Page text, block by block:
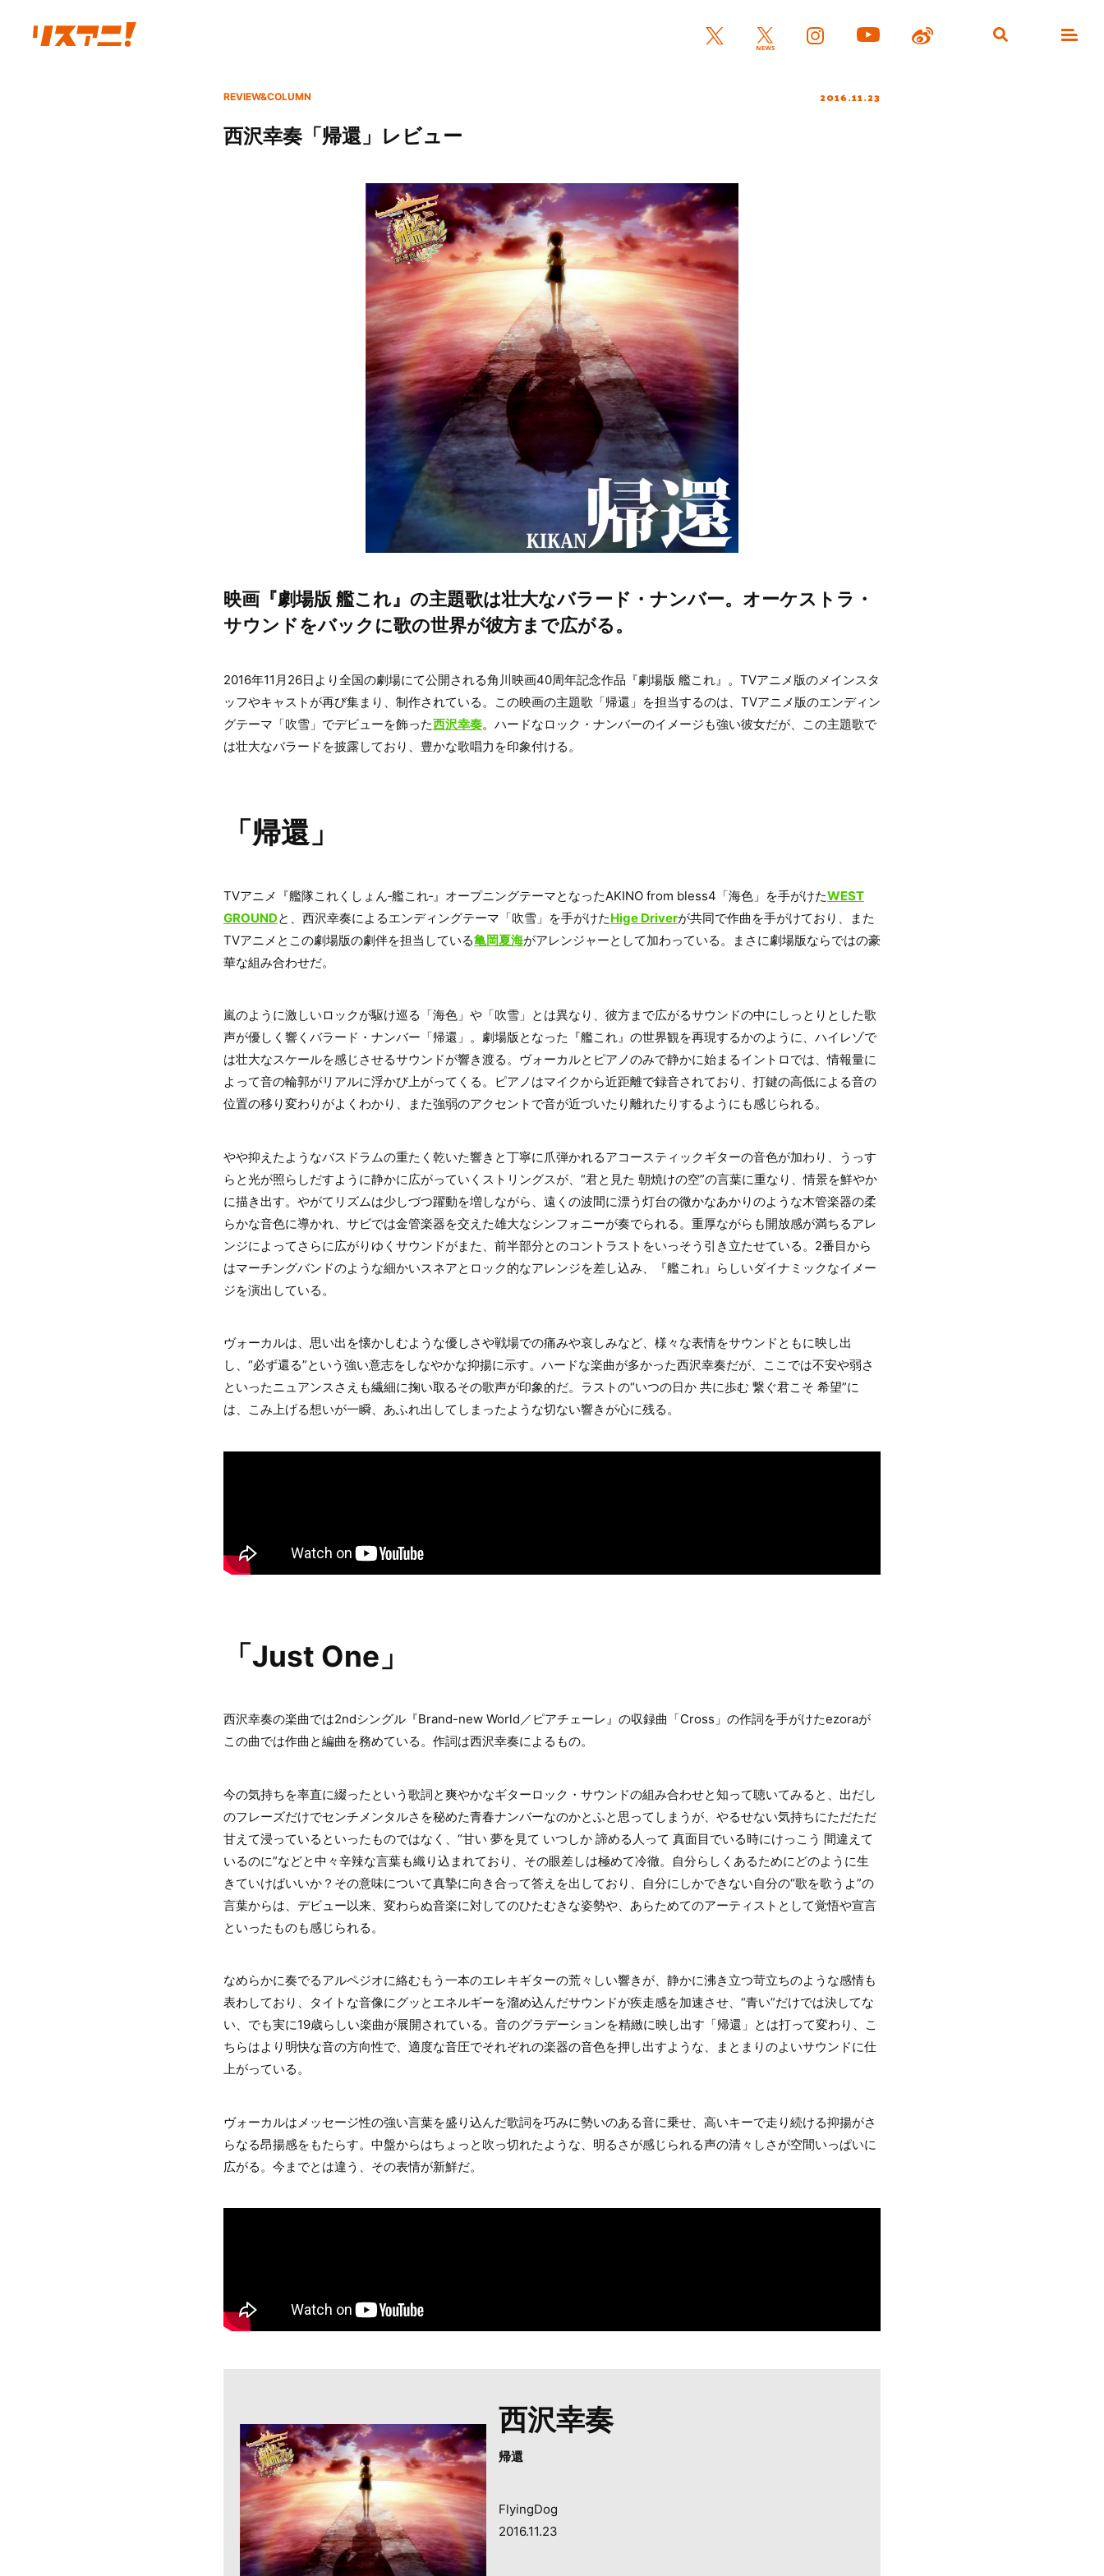
REVIEW&COLUMN 2016.11.23
西沢幸奏「帰還」レビュー
映画『劇場版 艦これ』の主題歌は壮大なバラード・ナンバー。オーケストラ・
サウンドをバックに歌の世界が彼方まで広がる。
2016年11月26日より全国の劇場にて公開される角川映画40周年記念作品『劇場版 艦これ』。TVアニメ版のメインスタ
ッフやキャストが再び集まり、制作されている。この映画の主題歌「帰還」を担当するのは、TVアニメ版のエンディン
グテーマ「吹雪」でデビューを飾った西沢幸奏。ハードなロック・ナンバーのイメージも強い彼女だが、この主題歌で
は壮大なバラードを披露しており、豊かな歌唱力を印象付ける。
「帰還」
TVアニメ『艦隊これくしょん‐艦これ‐』オープニングテーマとなったAKINO from bless4「海色」を手がけたWEST
GROUNDと、西沢幸奏によるエンディングテーマ「吹雪」を手がけたHige Driverが共同で作曲を手がけており、また
TVアニメとこの劇場版の劇伴を担当している亀岡夏海がアレンジャーとして加わっている。まさに劇場版ならではの豪
華な組み合わせだ。
嵐のように激しいロックが駆け巡る「海色」や「吹雪」とは異なり、彼方まで広がるサウンドの中にしっとりとした歌
声が優しく響くバラード・ナンバー「帰還」。劇場版となった『艦これ』の世界観を再現するかのように、ハイレゾで
は壮大なスケールを感じさせるサウンドが響き渡る。ヴォーカルとピアノのみで静かに始まるイントロでは、情報量に
よって音の輪郭がリアルに浮かび上がってくる。ピアノはマイクから近距離で録音されており、打鍵の高低による音の
位置の移り変わりがよくわかり、また強弱のアクセントで音が近づいたり離れたりするようにも感じられる。
やや抑えたようなバスドラムの重たく乾いた響きと丁寧に爪弾かれるアコースティックギターの音色が加わり、うっす
らと光が照らしだすように静かに広がっていくストリングスが、“君と見た 朝焼けの空”の言葉に重なり、情景を鮮やか
に描き出す。やがてリズムは少しづつ躍動を増しながら、遠くの波間に漂う灯台の微かなあかりのような木管楽器の柔
らかな音色に導かれ、サビでは金管楽器を交えた雄大なシンフォニーが奏でられる。重厚ながらも開放感が満ちるアレ
ンジによってさらに広がりゆくサウンドがまた、前半部分とのコントラストをいっそう引き立たせている。2番目から
はマーチングバンドのような細かいスネアとロック的なアレンジを差し込み、『艦これ』らしいダイナミックなイメー
ジを演出している。
ヴォーカルは、思い出を懐かしむような優しさや戦場での痛みや哀しみなど、様々な表情をサウンドともに映し出
し、“必ず還る”という強い意志をしなやかな抑揚に示す。ハードな楽曲が多かった西沢幸奏だが、ここでは不安や弱さ
といったニュアンスさえも繊細に掬い取るその歌声が印象的だ。ラストの“いつの日か 共に歩む 繋ぐ君こそ 希望”に
は、こみ上げる想いが一瞬、あふれ出してしまったような切ない響きが心に残る。
「Just One」
西沢幸奏の楽曲では2ndシングル『Brand-new World／ピアチェーレ』の収録曲「Cross」の作詞を手がけたezoraが
この曲では作曲と編曲を務めている。作詞は西沢幸奏によるもの。
今の気持ちを率直に綴ったという歌詞と爽やかなギターロック・サウンドの組み合わせと知って聴いてみると、出だし
のフレーズだけでセンチメンタルさを秘めた青春ナンバーなのかとふと思ってしまうが、やるせない気持ちにただただ
甘えて浸っているといったものではなく、“甘い 夢を見て いつしか 諦める人って 真面目でいる時にけっこう 間違えて
いるのに”などと中々辛辣な言葉も織り込まれており、その眼差しは極めて冷徹。自分らしくあるためにどのように生
きていけばいいか？その意味について真摯に向き合って答えを出しており、自分にしかできない自分の“歌を歌うよ”の
言葉からは、デビュー以来、変わらぬ音楽に対してのひたむきな姿勢や、あらためてのアーティストとして覚悟や宣言
といったものも感じられる。
なめらかに奏でるアルペジオに絡むもう一本のエレキギターの荒々しい響きが、静かに沸き立つ苛立ちのような感情も
表わしており、タイトな音像にグッとエネルギーを溜め込んだサウンドが疾走感を加速させ、“青い”だけでは決してな
い、でも実に19歳らしい楽曲が展開されている。音のグラデーションを精緻に映し出す「帰還」とは打って変わり、こ
ちらはより明快な音の方向性で、適度な音圧でそれぞれの楽器の音色を押し出すような、まとまりのよいサウンドに仕
上がっている。
ヴォーカルはメッセージ性の強い言葉を盛り込んだ歌詞を巧みに勢いのある音に乗せ、高いキーで走り続ける抑揚がさ
らなる昂揚感をもたらす。中盤からはちょっと吹っ切れたような、明るさが感じられる声の清々しさが空間いっぱいに
広がる。今までとは違う、その表情が新鮮だ。
西沢幸奏
帰還
FlyingDog
2016.11.23